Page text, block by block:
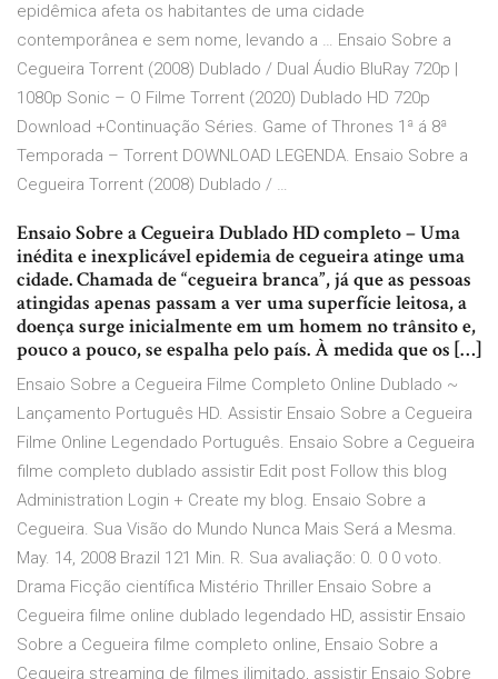
epidêmica afeta os habitantes de uma cidade
contemporânea e sem nome, levando a … Ensaio Sobre a
Cegueira Torrent (2008) Dublado / Dual Áudio BluRay 720p |
1080p Sonic – O Filme Torrent (2020) Dublado HD 720p
Download +Continuação Séries. Game of Thrones 1ª á 8ª
Temporada – Torrent DOWNLOAD LEGENDA. Ensaio Sobre a
Cegueira Torrent (2008) Dublado / …
Ensaio Sobre a Cegueira Dublado HD completo – Uma
inédita e inexplicável epidemia de cegueira atinge uma
cidade. Chamada de “cegueira branca”, já que as pessoas
atingidas apenas passam a ver uma superfície leitosa, a
doença surge inicialmente em um homem no trânsito e,
pouco a pouco, se espalha pelo país. À medida que os […]
Ensaio Sobre a Cegueira Filme Completo Online Dublado ~
Lançamento Português HD. Assistir Ensaio Sobre a Cegueira
Filme Online Legendado Português. Ensaio Sobre a Cegueira
filme completo dublado assistir Edit post Follow this blog
Administration Login + Create my blog. Ensaio Sobre a
Cegueira. Sua Visão do Mundo Nunca Mais Será a Mesma.
May. 14, 2008 Brazil 121 Min. R. Sua avaliação: 0. 0 0 voto.
Drama Ficção científica Mistério Thriller Ensaio Sobre a
Cegueira filme online dublado legendado HD, assistir Ensaio
Sobre a Cegueira filme completo online, Ensaio Sobre a
Cegueira streaming de filmes ilimitado, assistir Ensaio Sobre